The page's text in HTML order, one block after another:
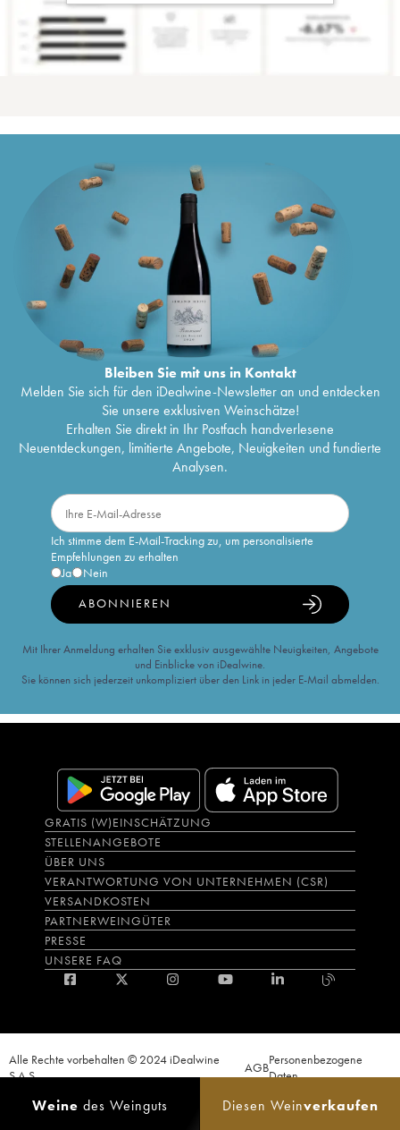
Weine des Weinguts Diesen Weinverkaufen
Bleiben Sie mit uns in Kontakt
Melden Sie sich für den iDealwine-Newsletter an und entdecken
Sie unsere exklusiven Weinschätze!
Erhalten Sie direkt in Ihr Postfach handverlesene
Neuentdeckungen, limitierte Angebote, Neuigkeiten und fundierte
Analysen.
Ich stimme dem E-Mail-Tracking zu, um personalisierte
Empfehlungen zu erhalten
Ja
Nein
ABONNIEREN
Mit Ihrer Anmeldung erhalten Sie exklusiv ausgewählte Neuigkeiten, Angebote
und Einblicke von iDealwine.
Sie können sich jederzeit unkompliziert über den Link in jeder E-Mail abmelden.
GRATIS (W)EINSCHÄTZUNG
STELLENANGEBOTE
ÜBER UNS
VERANTWORTUNG VON UNTERNEHMEN (CSR)
VERSANDKOSTEN
PARTNERWEINGÜTER
PRESSE
UNSERE FAQ
Alle Rechte vorbehalten © 2024 iDealwine
S.A.S.
AGBPersonenbezogene
Daten
Verkaufs verlangt. CODE DE LA SANTÉ PUBLIQUE, ART.L.3342-1 et L.3353-3